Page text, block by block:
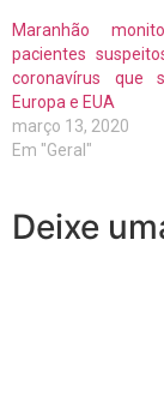
Maranhão
pacientes
coronavírus que
Europa e EUA
março 13, 2020
Em "Geral"
Deixe